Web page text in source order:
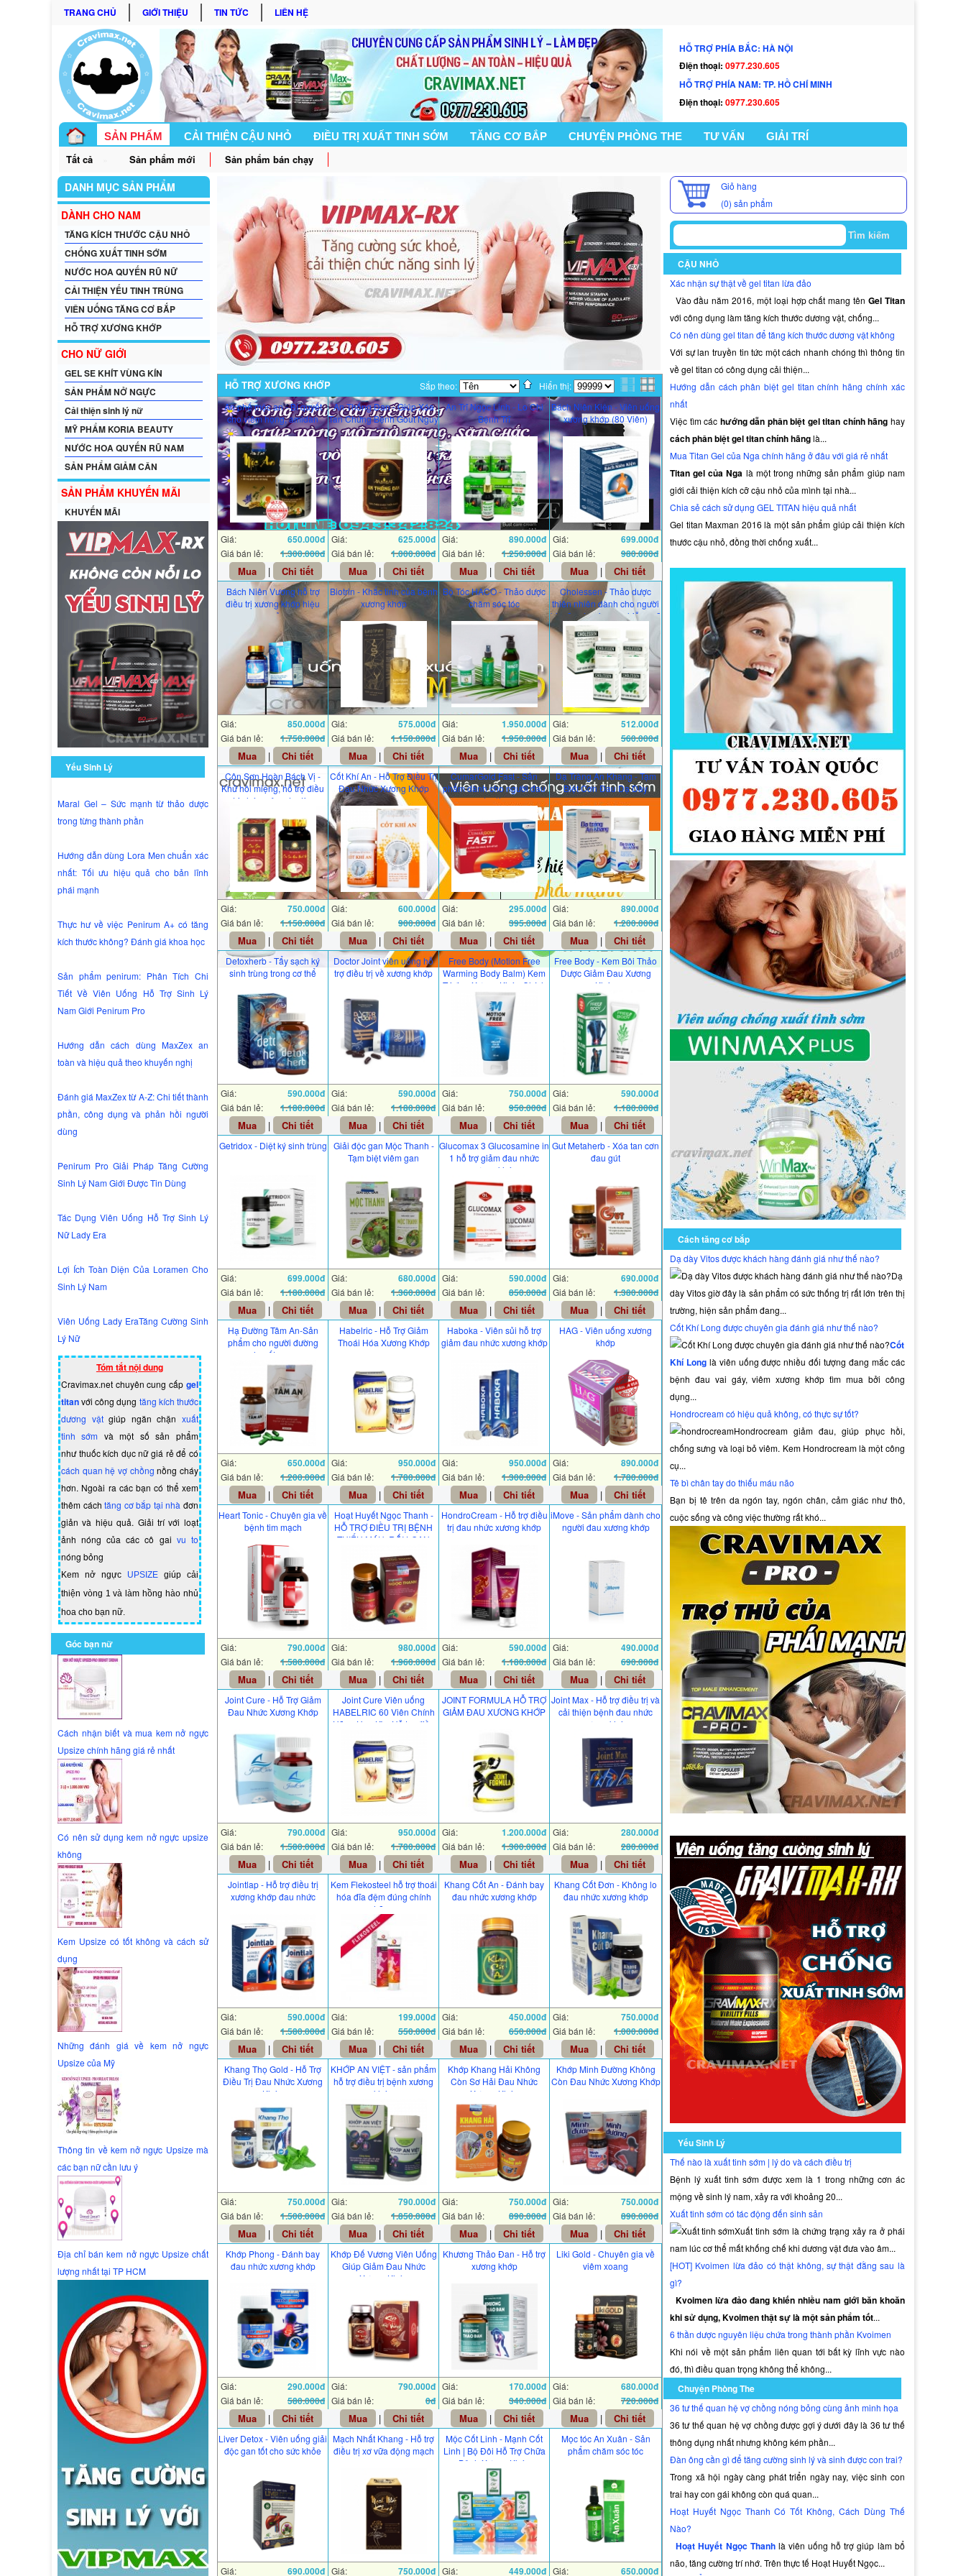
TRANG CHỦ GIỚI THIỆU TIN TỨC LIÊN HỆ
HỖ TRỢ PHÍA BẮC: HÀ NỘI
Điện thoại: 0977.230.605
HỖ TRỢ PHÍA NAM: TP. HỒ CHÍ MINH
Điện thoại: 0977.230.605
SẢN PHẨM CẢI THIỆN CẬU NHỎ ĐIỀU TRỊ XUẤT TINH SỚM TĂNG CƠ BẮP CHUYỆN PHÒNG THE TƯ VẤN GIẢI TRÍ
GÓC BẠN NỮ
Tất cả Sản phẩm mới Sản phẩm bán chạy
DANH MỤC SẢN PHẨM
DÀNH CHO NAM
TĂNG KÍCH THƯỚC CẬU NHỎ
CHỐNG XUẤT TINH SỚM
NƯỚC HOA QUYẾN RŨ NỮ
CẢI THIỆN YẾU TINH TRÙNG
VIÊN UỐNG TĂNG CƠ BẮP
HỖ TRỢ XƯƠNG KHỚP
CHO NỮ GIỚI
GEL SE KHÍT VÙNG KÍN
SẢN PHẨM NỞ NGỰC
Cải thiện sinh lý nữ
MỸ PHẨM KORIA BEAUTY
NƯỚC HOA QUYẾN RŨ NAM
SẢN PHẨM GIẢM CÂN
SẢN PHẨM KHUYẾN MÃI
KHUYẾN MÃI
Yếu Sinh Lý
Maral Gel – Sức mạnh từ thảo dược
trong từng thành phần
Hướng dẫn dùng Lora Men chuẩn xác
nhất: Tối ưu hiệu quả cho bản lĩnh
phái mạnh
Thực hư về việc Penirum A+ có tăng
kích thước không? Đánh giá khoa học
Sản phẩm penirum: Phân Tích Chi
Tiết Về Viên Uống Hỗ Trợ Sinh Lý
Nam Giới Penirum Pro
Hướng dẫn cách dùng MaxZex an
toàn và hiệu quả theo khuyến nghị
Đánh giá MaxZex từ A-Z: Chi tiết thành
phần, công dụng và phản hồi người
dùng
Penirum Pro Giải Pháp Tăng Cường
Sinh Lý Nam Giới Được Tin Dùng
Tác Dụng Viên Uống Hỗ Trợ Sinh Lý
Nữ Lady Era
Lợi Ích Toàn Diện Của Loramen Cho
Sinh Lý Nam
Viên Uống Lady EraTăng Cường Sinh
Lý Nữ
Tóm tắt nội dung
Cravimax.net chuyên cung cấp gel
titanvới công dụng tăng kích thước
dương vậtgiúp ngăn chặn xuất
tinh sớm và một số sản phẩm
nhưthuốc kích dục nữ giá rẻđể có
cách quan hệ vợ chồng nồng cháy
hơn. Ngoài ra các bạn có thể xem
thêm cáchtăng cơ bắp tại nhà đơn
giản và hiệu quả. Giải trí với loạt
ảnh nóng của các cô gai vu to
nóng bỏng
Kem nở ngực UPSIZEgiúp cải
thiện vòng 1 và làm hồng hào nhủ
hoa cho bạn nữ.
Góc bạn nữ
Cách nhận biết và mua kem nở ngực
Upsize chính hãng giá rẻ nhất
Có nên sử dụng kem nở ngực upsize
không
Kem Upsize có tốt không và cách sử
dụng
Những đánh giá về kem nở ngực
Upsize của Mỹ
Thông tin về kem nở ngực Upsize mà
các bạn nữ cần lưu ý
Địa chỉ bán kem nở ngực Upsize chất
lượng nhất tại TP HCM
HỖ TRỢ XƯƠNG KHỚP Sắp theo:
Hiển thị:
An phế mộc an - Bí quyết
cho viêm họng, amidan
Giá: 650.000đ
Giá bán lẻ: 1.300.000đ
Mua | Chi tiết
An Thống Đan - Giúp Xóa
Tan Chứng Bệnh Gout Nguy
Hại
Giá: 625.000đ
Giá bán lẻ: 1.000.000đ
Mua | Chi tiết
An Trĩ Ngọc Linh - Lo Chi
Bệnh Trĩ
Giá: 890.000đ
Giá bán lẻ: 1.250.000đ
Mua | Chi tiết
Bách Niên Kiện - Viên uống
xương khớp (80 Viên)
Giá: 699.000đ
Giá bán lẻ: 980.000đ
Mua | Chi tiết
Bách Niên Vương hỗ trợ
điều trị xương khớp hiệu
quả
Giá: 850.000đ
Giá bán lẻ: 1.750.000đ
Mua | Chi tiết
Biotrin - Khắc tinh của bệnh
xương khớp
Giá: 575.000đ
Giá bán lẻ: 1.150.000đ
Mua | Chi tiết
Bộ Tóc HACO - Thảo dược
chăm sóc tóc
Giá: 1.950.000đ
Giá bán lẻ: 1.950.000đ
Mua | Chi tiết
Cholessen - Thảo dược
thiên nhiên dành cho người
bị mỡ máu và gan nhiễm mỡ
Giá: 512.000đ
Giá bán lẻ: 560.000đ
Mua | Chi tiết
Côn Sơn Hoàn Bách Vị -
Khử hôi miệng, hỗ trợ điều
trị chứng đau dạ dày
Giá: 750.000đ
Giá bán lẻ: 1.150.000đ
Mua | Chi tiết
Cốt Khí An - Hỗ Trợ Điều Trị
Đau Nhức Xương Khớp
Giá: 600.000đ
Giá bán lẻ: 900.000đ
Mua | Chi tiết
CumarGold Fast - Sản
phẩm dành cho người đau
dạ dày
Giá: 295.000đ
Giá bán lẻ: 395.000đ
Mua | Chi tiết
Dạ Tràng An Khang - Tạm
Biệt Cơn Đau Dạ Dày
Giá: 890.000đ
Giá bán lẻ: 1.200.000đ
Mua | Chi tiết
Detoxherb - Tẩy sạch ký
sinh trùng trong cơ thể
Giá: 590.000đ
Giá bán lẻ: 1.180.000đ
Mua | Chi tiết
Doctor Joint viên uống hỗ
trợ điều trị về xương khớp
Giá: 590.000đ
Giá bán lẻ: 1.180.000đ
Mua | Chi tiết
Free Body (Motion Free
Warming Body Balm) Kem
Trị đau Xương Khớp Chính
Hãng Của Nga
Giá: 750.000đ
Giá bán lẻ: 950.000đ
Mua | Chi tiết
Free Body - Kem Bôi Thảo
Dược Giảm Đau Xương
Khớp
Giá: 590.000đ
Giá bán lẻ: 1.180.000đ
Mua | Chi tiết
Getridox - Diệt ký sinh trùng
Giá: 699.000đ
Giá bán lẻ: 1.180.000đ
Mua | Chi tiết
Giải độc gan Mộc Thanh -
Tạm biệt viêm gan
Giá: 680.000đ
Giá bán lẻ: 1.360.000đ
Mua | Chi tiết
Glucomax 3 Glucosamine in
1 hỗ trợ giảm đau nhức
xương khớp
Giá: 590.000đ
Giá bán lẻ: 850.000đ
Mua | Chi tiết
Gut Metaherb - Xóa tan cơn
đau gút
Giá: 690.000đ
Giá bán lẻ: 1.380.000đ
Mua | Chi tiết
Hạ Đường Tâm An-Sản
phẩm cho người đường
huyết cao
Giá: 650.000đ
Giá bán lẻ: 1.200.000đ
Mua | Chi tiết
Habelric - Hỗ Trợ Giảm
Thoái Hóa Xương Khớp
Giá: 950.000đ
Giá bán lẻ: 1.780.000đ
Mua | Chi tiết
Haboka - Viên sủi hỗ trợ
giảm đau nhức xương khớp
Giá: 950.000đ
Giá bán lẻ: 1.300.000đ
Mua | Chi tiết
HAG - Viên uống xương
khớp
Giá: 890.000đ
Giá bán lẻ: 1.780.000đ
Mua | Chi tiết
Heart Tonic - Chuyên gia về
bệnh tim mạch
Giá: 790.000đ
Giá bán lẻ: 1.580.000đ
Mua | Chi tiết
Hoạt Huyết Ngọc Thanh -
HỖ TRỢ ĐIỀU TRỊ BỆNH
THIẾU MÁU, RỐI LOẠN
Giá: 980.000đ
Giá bán lẻ: 1.960.000đ
Mua | Chi tiết
HondroCream - Hỗ trợ điều
trị đau nhức xương khớp
Giá: 590.000đ
Giá bán lẻ: 1.180.000đ
Mua | Chi tiết
iMove - Sản phẩm dành cho
người đau xương khớp
Giá: 490.000đ
Giá bán lẻ: 690.000đ
Mua | Chi tiết
Joint Cure - Hỗ Trợ Giảm
Đau Nhức Xương Khớp
Giá: 790.000đ
Giá bán lẻ: 1.580.000đ
Mua | Chi tiết
Joint Cure Viên uống
HABELRIC 60 Viên Chính
Hãng Hoa Kỳ - Hỗ trợ điều
Giá: 950.000đ
Giá bán lẻ: 1.780.000đ
Mua | Chi tiết
JOINT FORMULA HỖ TRỢ
GIẢM ĐAU XƯƠNG KHỚP
Giá: 1.200.000đ
Giá bán lẻ: 1.300.000đ
Mua | Chi tiết
Joint Max - Hỗ trợ điều trị và
cải thiện bệnh đau nhức
xương khớp
Giá: 280.000đ
Giá bán lẻ: 280.000đ
Mua | Chi tiết
Jointlap - Hỗ trợ điều trị
xương khớp đau nhức
Giá: 590.000đ
Giá bán lẻ: 1.580.000đ
Mua | Chi tiết
Kem Flekosteel hỗ trợ thoái
hóa đĩa đệm đúng chính
hãng
Giá: 199.000đ
Giá bán lẻ: 550.000đ
Mua | Chi tiết
Khang Cốt An - Đánh bay
đau nhức xương khớp
Giá: 450.000đ
Giá bán lẻ: 650.000đ
Mua | Chi tiết
Khang Cốt Đơn - Không lo
đau nhức xương khớp
Giá: 750.000đ
Giá bán lẻ: 1.000.000đ
Mua | Chi tiết
Khang Thọ Gold - Hỗ Trợ
Điều Trị Đau Nhức Xương
Khớp
Giá: 750.000đ
Giá bán lẻ: 1.500.000đ
Mua | Chi tiết
KHỚP AN VIỆT - sản phẩm
hỗ trợ điều trị bệnh xương
khớp
Giá: 790.000đ
Giá bán lẻ: 1.850.000đ
Mua | Chi tiết
Khớp Khang Hải Không
Còn Sơ Hải Đau Nhức
Xương Khớp
Giá: 750.000đ
Giá bán lẻ: 890.000đ
Mua | Chi tiết
Khớp Minh Đường Không
Còn Đau Nhức Xương Khớp
Giá: 750.000đ
Giá bán lẻ: 890.000đ
Mua | Chi tiết
Khớp Phong - Đánh bay
đau nhức xương khớp
Giá: 290.000đ
Giá bán lẻ: 580.000đ
Mua | Chi tiết
Khớp Đế Vương Viên Uống
Giúp Giảm Đau Nhức
Xương Khớp
Giá: 790.000đ
Giá bán lẻ: 0đ
Mua | Chi tiết
Khương Thảo Đan - Hỗ trợ
xương khớp
Giá: 170.000đ
Giá bán lẻ: 340.000đ
Mua | Chi tiết
Liki Gold - Chuyên gia về
viêm xoang
Giá: 680.000đ
Giá bán lẻ: 720.000đ
Mua | Chi tiết
Liver Detox - Viên uống giải
độc gan tốt cho sức khỏe
Giá: 690.000đ
Mạch Nhất Khang - Hỗ trợ
điều trị xơ vữa động mạch
Giá: 750.000đ
Mộc Cốt Linh - Mạnh Cốt
Linh | Bộ Đôi Hỗ Trợ Chữa
Bệnh Xương Khớp
Giá: 449.000đ
Mọc tóc An Xuân - Sản
phẩm chăm sóc tóc
Giá: 650.000đ
Giỏ hàng
(0) sản phẩm
CẬU NHỎ
Xác nhận sự thật về gel titan lừa đảo
Vào đầu năm 2016, một loại hợp chất mang tên Gel Titan
với công dụng làm tăng kích thước dương vật, chống...
Có nên dùng gel titan để tăng kích thước dương vật không
Với sự lan truyền tin tức một cách nhanh chóng thì thông tin
về gel titan có công dụng cải thiện...
Hướng dẫn cách phân biệt gel titan chính hãng chính xác
nhất
Việc tìm các hướng dẫn phân biệt gel titan chính hãng hay
cách phân biệt gel titan chính hãnglà...
Mua Titan Gel của Nga chính hãng ở đâu với giá rẻ nhất
Titan gel của Nga là một trong những sản phẩm giúp nam
giới cải thiện kích cỡ cậu nhỏ của mình tại nhà...
Chia sẻ cách sử dụng GEL TITAN hiệu quả nhất
Gel titan Maxman 2016 là một sản phẩm giúp cải thiện kích
thước cậu nhỏ, đồng thời chống xuất...
Cách tăng cơ bắp
Dạ dày Vitos được khách hàng đánh giá như thế nào?
Dạ
dày Vitos giờ đây là sản phẩm có sức thống trị rất lớn trên thị
trường, hiện sản phẩm đang...
Cốt Khí Long được chuyên gia đánh giá như thế nào?
Cốt
Khí Longlà viên uống được nhiều đối tượng đang mắc các
bệnh đau vai gáy, viêm xương khớp tìm mua bởi công
dụng...
Hondrocream có hiệu quả không, có thực sự tốt?
Hondrocream giảm đau, giúp phục hồi,
chống sưng và loại bỏ viêm. Kem Hondrocream là một công
cụ...
Tê bì chân tay do thiếu máu não
Bạn bị tê trên da ngón tay, ngón chân, cảm giác như thô,
cuộc sống và công việc thường rất khó...
Yếu Sinh Lý
Thế nào là xuất tinh sớm | lý do và cách điều trị
Bệnh lý xuất tinh sớm được xem là 1 trong những cơn ác
mộng về sinh lý nam, xảy ra với khoảng 20...
Xuất tinh sớm có tác động đến sinh sản
Xuất tinh sớm là chứng trạng xảy ra ở phái
nam lúc cơ thể mất khống chế khi dương vật đưa vào âm...
[HOT] Kvoimen lừa đảo có thật không, sự thật đằng sau là
gì?
Kvoimen lừa đảo đang khiến nhiều nam giới băn khoăn
khi sử dụng, Kvoimen thật sự là một sản phẩm tốt...
6 thần dược nguyên liệu chứa trong thành phần Kvoimen
Khi nói về một sản phẩm liên quan tới bất kỳ lĩnh vực nào
đó, thì điều quan trọng không thể không...
Chuyện Phòng The
36 tư thế quan hệ vợ chồng nóng bỏng cùng ảnh minh họa
36 tư thế quan hệ vợ chồng được gợi ý dưới đây là 36 tư thế
thông dụng nhất nhưng không kém phần...
Đàn ông cần gì để tăng cường sinh lý và sinh được con trai?
Trong xã hội ngày càng phát triển ngày nay, việc sinh con
trai hay con gái không còn quá quan...
Hoạt Huyết Ngọc Thanh Có Tốt Không, Cách Dùng Thế
Nào?
Hoạt Huyết Ngọc Thanhlà viên uống hỗ trợ giúp làm bổ
não, tăng cường trí nhớ. Trên thực tế Hoạt Huyết Ngọc...